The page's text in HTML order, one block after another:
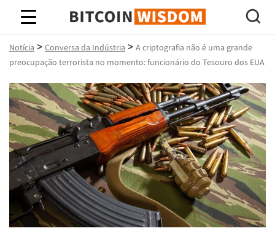
Sabedoria do Bitcoin
Notícia > Conversa da Indústria > A criptografia não é uma grande
preocupação terrorista no momento: funcionário do Tesouro dos EUA